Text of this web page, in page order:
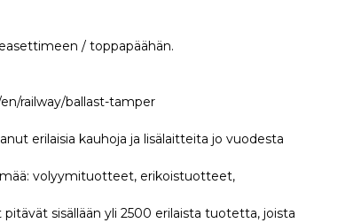
/ toppapäähän.
railway/ballast-tamper
erilaisia kauhoja ja lisälaitteita jo vuodesta
volyymituotteet, erikoistuotteet,
sisällään yli 2500 erilaista tuotetta, joista